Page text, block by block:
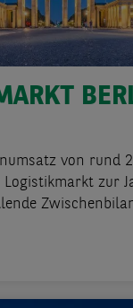
von rund
zur